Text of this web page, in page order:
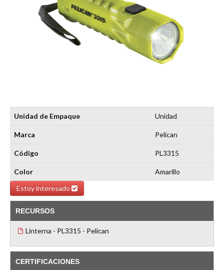
Unidad de Empaque Unidad
Marca Pelican
Código PL3315
Color
Amarillo
Estoy interesado
RECURSOS
Linterna - PL3315 - Pelican
CERTIFICACIONES